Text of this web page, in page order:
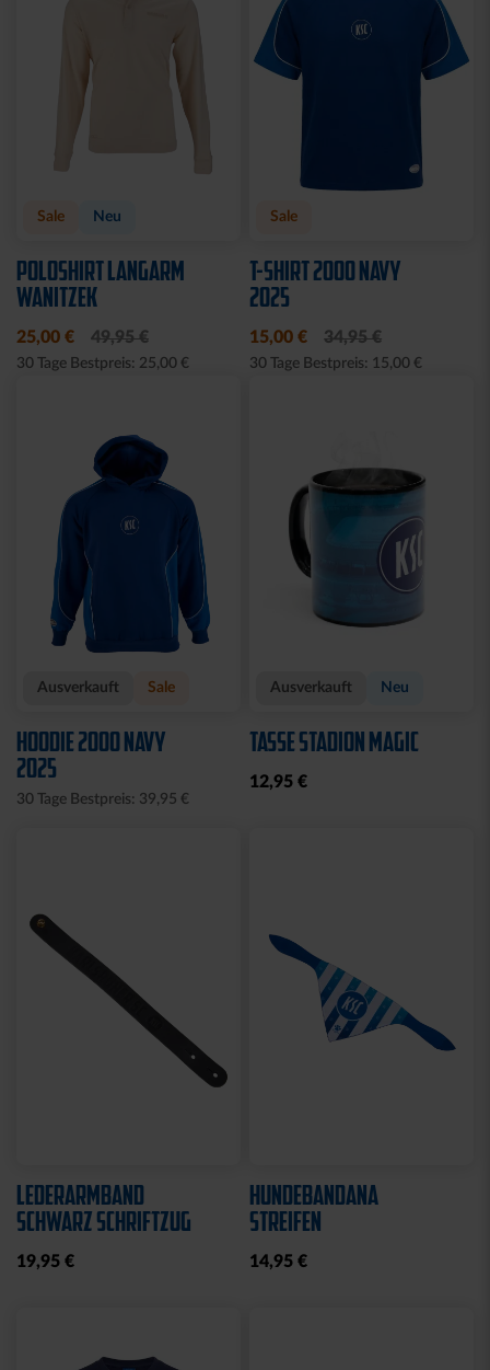
Sale Neu
POLOSHIRT LANGARM
WANITZEK
25,00 € 49,95 €
30 Tage Bestpreis: 25,00 €
Sale
T-SHIRT 2000 NAVY
2025
15,00 € 34,95 €
30 Tage Bestpreis: 15,00 €
Ausverkauft Sale
HOODIE 2000 NAVY
2025
30 Tage Bestpreis: 39,95 €
Ausverkauft Neu
TASSE STADION MAGIC
12,95 €
LEDERARMBAND
SCHWARZ SCHRIFTZUG
19,95 €
HUNDEBANDANA
STREIFEN
14,95 €